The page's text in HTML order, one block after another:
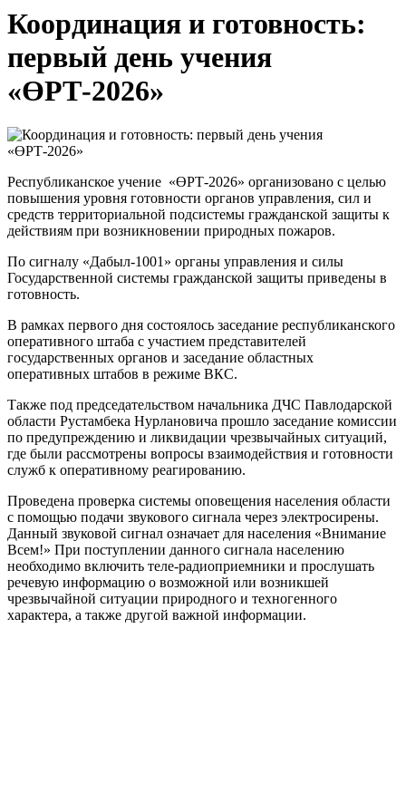
Координация и готовность:
первый день учения
«ӨРТ-2026»
Республиканское учение «ӨРТ-2026» организовано с целью
повышения уровня готовности органов управления, сил и
средств территориальной подсистемы гражданской защиты к
действиям при возникновении природных пожаров.
По сигналу «Дабыл-1001» органы управления и силы
Государственной системы гражданской защиты приведены в
готовность.
В рамках первого дня состоялось заседание республиканского
оперативного штаба с участием представителей
государственных органов и заседание областных
оперативных штабов в режиме ВКС.
Также под председательством начальника ДЧС Павлодарской
области Рустамбека Нурлановича прошло заседание комиссии
по предупреждению и ликвидации чрезвычайных ситуаций,
где были рассмотрены вопросы взаимодействия и готовности
служб к оперативному реагированию.
Проведена проверка системы оповещения населения области
с помощью подачи звукового сигнала через электросирены.
Данный звуковой сигнал означает для населения «Внимание
Всем!» При поступлении данного сигнала населению
необходимо включить теле-радиоприемники и прослушать
речевую информацию о возможной или возникшей
чрезвычайной ситуации природного и техногенного
характера, а также другой важной информации.